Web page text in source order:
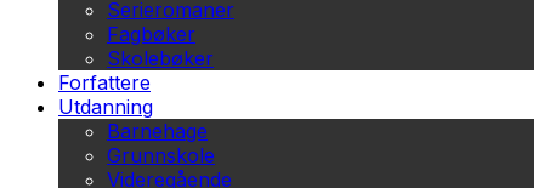
Serieromaner
Fagbøker
Skolebøker
Forfattere
Utdanning
Barnehage
Grunnskole
Videregående